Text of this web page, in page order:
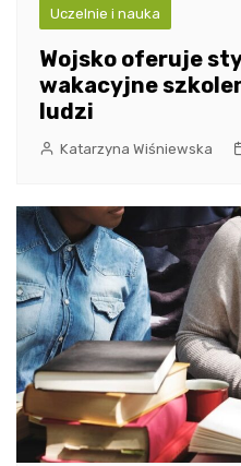
Uczelnie i nauka
Wojsko oferuje
wakacyjne
ludzi
Katarzyna Wiśniewska